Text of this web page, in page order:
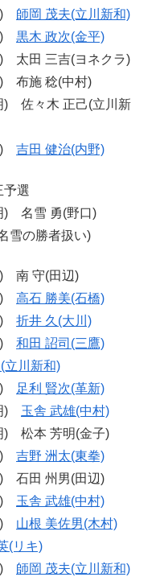
) 師岡 茂夫(立川新和)
) 黒木 政次(金平)
太田 三吉(ヨネクラ)
布施 稔(中村)
佐々木 正己(立川新
) 吉田 健治(内野)
予選
) 名雪 勇(野口)
雪の勝者扱い)
南 守(田辺)
) 高石 勝美(石橋)
) 折井 久(大川)
) 和田 詔司(三鷹)
立川新和)
)
足利 賢次(革新)
) 玉舎 武雄(中村)
松本 芳明(金子)
) 吉野 洲太(東拳)
石田 州男(田辺)
) 玉舎 武雄(中村)
) 山根 美佐男(木村)
(リキ)
) 師岡 茂夫(立川新和)